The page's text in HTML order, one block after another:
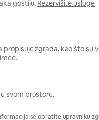
gostiju. Rezervišite usluge
zgrada, kao što su
svom prostoru.
se obratite upravniku